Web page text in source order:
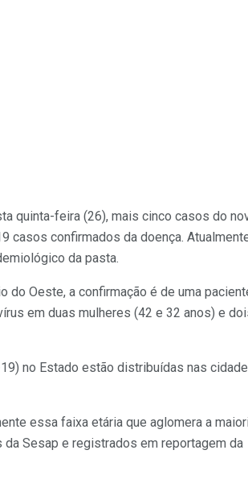
quinta-feira (26), mais cinco casos do
casos confirmados da doença.
da pasta.
do Oeste, a confirmação é de uma
em duas mulheres (42 e 32 anos) e
no Estado estão distribuídas nas
essa faixa etária que aglomera a
Sesap e registrados em reportagem da